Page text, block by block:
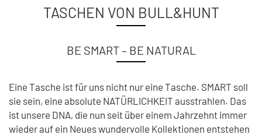
TASCHEN VON BULL&HUNT
BE SMART – BE NATURAL
Eine Tasche ist für uns nicht nur eine Tasche. SMART soll
sie sein, eine absolute NATÜRLICHKEIT ausstrahlen. Das
ist unsere DNA, die nun seit über einem Jahrzehnt immer
wieder auf ein Neues wundervolle Kollektionen entstehen